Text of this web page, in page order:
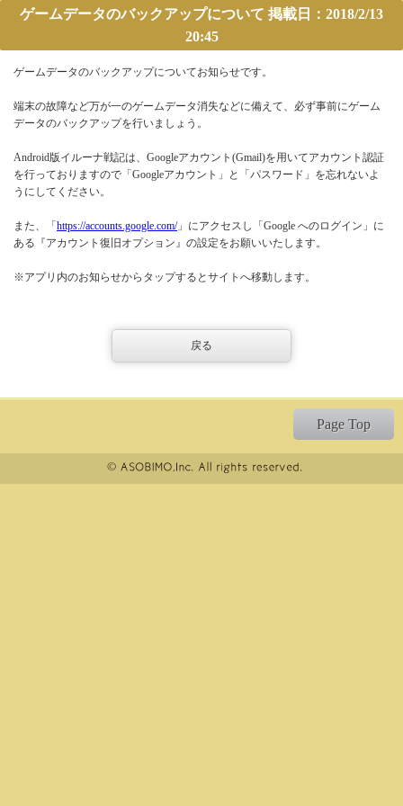
ゲームデータのバックアップについて 掲載日：2018/2/13
20:45
ゲームデータのバックアップについてお知らせです。
端末の故障など万が一のゲームデータ消失などに備えて、必ず事前にゲーム
データのバックアップを行いましょう。
Android版イルーナ戦記は、Googleアカウント(Gmail)を用いてアカウント認証
を行っておりますので「Googleアカウント」と「パスワード」を忘れないよ
うにしてください。
また、「 https://accounts.google.com/」にアクセスし「Google へのログイン」に
ある『アカウント復旧オプション』の設定をお願いいたします。
※アプリ内のお知らせからタップするとサイトへ移動します。
戻る
Page Top